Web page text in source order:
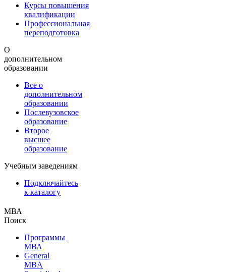
Курсы повышения
квалификации
Профессиональная
переподготовка
О
дополнительном
образовании
Все о
дополнительном
образовании
Послевузовское
образование
Второе
высшее
образование
Учебным заведениям
Подключайтесь
к каталогу
МВА
Поиск
Программы
МВА
General
MBA